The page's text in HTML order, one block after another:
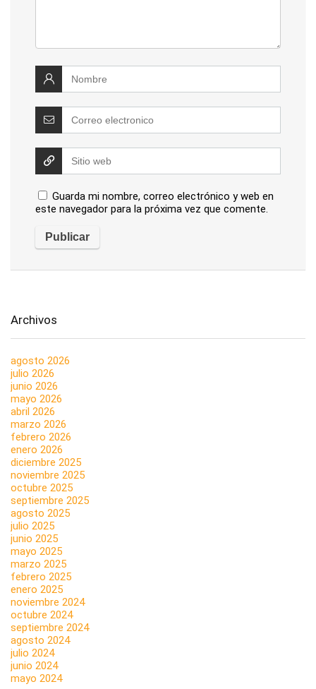
Guarda mi nombre, correo electrónico y web en
este navegador para la próxima vez que comente.
Archivos
agosto 2026
julio 2026
junio 2026
mayo 2026
abril 2026
marzo 2026
febrero 2026
enero 2026
diciembre 2025
noviembre 2025
octubre 2025
septiembre 2025
agosto 2025
julio 2025
junio 2025
mayo 2025
marzo 2025
febrero 2025
enero 2025
noviembre 2024
octubre 2024
septiembre 2024
agosto 2024
julio 2024
junio 2024
mayo 2024